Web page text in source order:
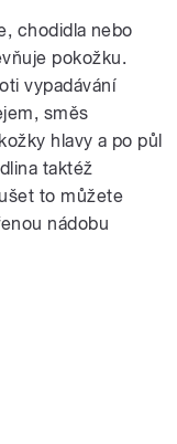
chodidla nebo
pokožku.
vypadávání
směs
hlavy a po půl
taktéž
to můžete
nádobu